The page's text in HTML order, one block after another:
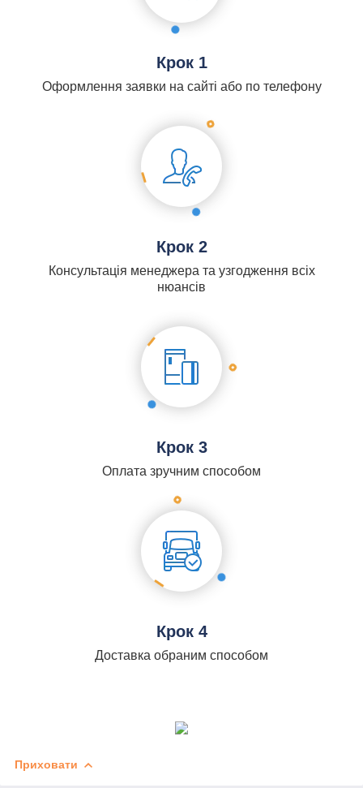
Крок 1
Оформлення заявки на сайті або по телефону
Крок 2
Консультація менеджера та узгодження всіх
нюансів
Крок 3
Оплата зручним способом
Крок 4
Доставка обраним способом
Приховати